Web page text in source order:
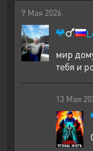
9 Мая 2026
мир
тебя и
13 Мая